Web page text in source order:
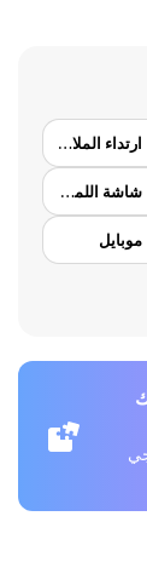
ارتداء الملابس
شاشة اللمس
موبايل